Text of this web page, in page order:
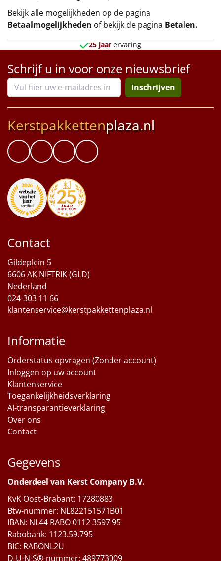
Bekijk alle mogelijkheden op de pagina
Betaalmogelijkheden of bekijk de pagina Betalen.
25 jaar ervaring
Schrijf u in voor onze nieuwsbrief
Inschrijven
Kerstpakkettenplaza.nl
Contact
Gildeplein 5
6606 AK NIFTRIK (GLD)
Nederland
024-303 11 66
klantenservice@kerstpakkettenplaza.nl
Informatie
Orderstatus opvragen (Zonder account)
Inloggen op uw account
Klantenservice
Toegankelijkheidsverklaring
AI-transparantieverklaring
Over ons
Contact
Gegevens
Onderdeel van Kerst Company B.V.
KvK Oost-Brabant: 17280883
Btw-nummer: NL822151571B01
IBAN: NL44 RABO 0112 3597 95
Rabobank: 1123.59.795
BIC: RABONL2U
D-U-N-S®-nummer: 489773009